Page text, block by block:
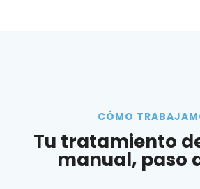
CÓMO
Tu tratamiento
manual, paso